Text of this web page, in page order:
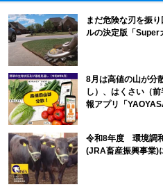
まだ危険な刃を振
ルの決定版「Super
8月は高値の山が分
し）、はくさい（
報アプリ「
令和8年度 環境調
(JRA畜産振興事業)